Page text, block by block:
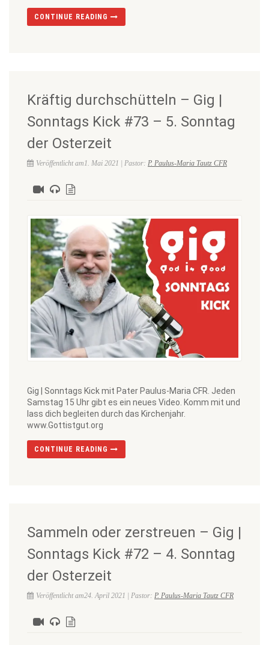
CONTINUE READING
Kräftig durchschütteln – Gig |
Sonntags Kick #73 – 5. Sonntag
der Osterzeit
Veröffentlicht am1. Mai 2021 | Pastor: P. Paulus-Maria Tautz CFR
Gig | Sonntags Kick mit Pater Paulus-Maria CFR. Jeden
Samstag 15 Uhr gibt es ein neues Video. Komm mit und
lass dich begleiten durch das Kirchenjahr.
www.Gottistgut.org
CONTINUE READING
Sammeln oder zerstreuen – Gig |
Sonntags Kick #72 – 4. Sonntag
der Osterzeit
Veröffentlicht am24. April 2021 | Pastor: P. Paulus-Maria Tautz CFR